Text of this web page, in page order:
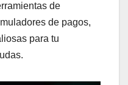
de
de pagos,
para tu